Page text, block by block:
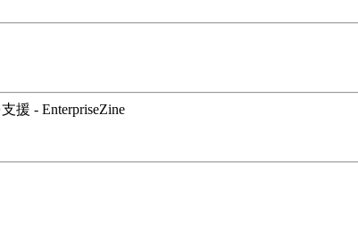
援 - EnterpriseZine